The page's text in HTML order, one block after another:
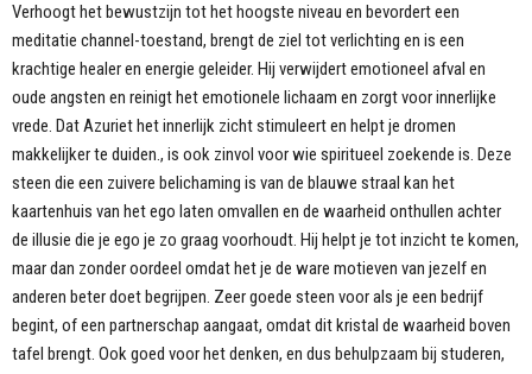
Verhoogt het bewustzijn tot het hoogste niveau en bevordert een
meditatie channel-toestand, brengt de ziel tot verlichting en is een
krachtige healer en energie geleider. Hij verwijdert emotioneel afval en
oude angsten en reinigt het emotionele lichaam en zorgt voor innerlijke
vrede. Dat Azuriet het innerlijk zicht stimuleert en helpt je dromen
makkelijker te duiden., is ook zinvol voor wie spiritueel zoekende is. Deze
steen die een zuivere belichaming is van de blauwe straal kan het
kaartenhuis van het ego laten omvallen en de waarheid onthullen achter
de illusie die je ego je zo graag voorhoudt. Hij helpt je tot inzicht te komen,
maar dan zonder oordeel omdat het je de ware motieven van jezelf en
anderen beter doet begrijpen. Zeer goede steen voor als je een bedrijf
begint, of een partnerschap aangaat, omdat dit kristal de waarheid boven
tafel brengt. Ook goed voor het denken, en dus behulpzaam bij studeren,